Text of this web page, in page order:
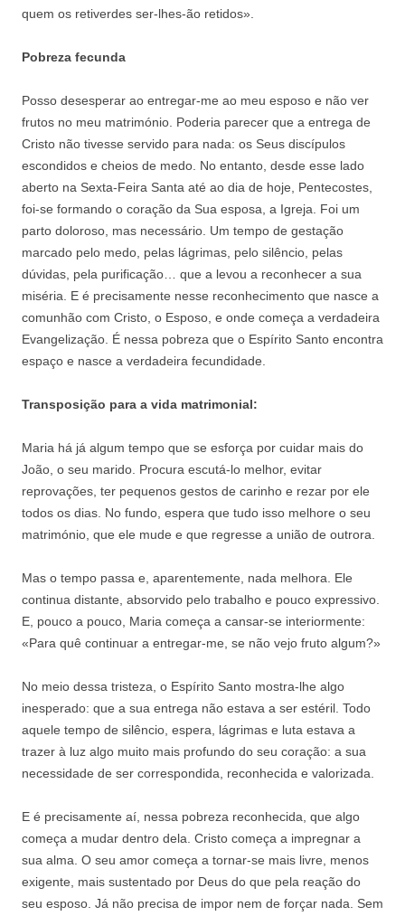
quem os retiverdes ser-lhes-ão retidos».
Pobreza fecunda
Posso desesperar ao entregar-me ao meu esposo e não ver
frutos no meu matrimónio. Poderia parecer que a entrega de
Cristo não tivesse servido para nada: os Seus discípulos
escondidos e cheios de medo. No entanto, desde esse lado
aberto na Sexta-Feira Santa até ao dia de hoje, Pentecostes,
foi-se formando o coração da Sua esposa, a Igreja. Foi um
parto doloroso, mas necessário. Um tempo de gestação
marcado pelo medo, pelas lágrimas, pelo silêncio, pelas
dúvidas, pela purificação… que a levou a reconhecer a sua
miséria. E é precisamente nesse reconhecimento que nasce a
comunhão com Cristo, o Esposo, e onde começa a verdadeira
Evangelização. É nessa pobreza que o Espírito Santo encontra
espaço e nasce a verdadeira fecundidade.
Transposição para a vida matrimonial:
Maria há já algum tempo que se esforça por cuidar mais do
João, o seu marido. Procura escutá-lo melhor, evitar
reprovações, ter pequenos gestos de carinho e rezar por ele
todos os dias. No fundo, espera que tudo isso melhore o seu
matrimónio, que ele mude e que regresse a união de outrora.
Mas o tempo passa e, aparentemente, nada melhora. Ele
continua distante, absorvido pelo trabalho e pouco expressivo.
E, pouco a pouco, Maria começa a cansar-se interiormente:
«Para quê continuar a entregar-me, se não vejo fruto algum?»
No meio dessa tristeza, o Espírito Santo mostra-lhe algo
inesperado: que a sua entrega não estava a ser estéril. Todo
aquele tempo de silêncio, espera, lágrimas e luta estava a
trazer à luz algo muito mais profundo do seu coração: a sua
necessidade de ser correspondida, reconhecida e valorizada.
E é precisamente aí, nessa pobreza reconhecida, que algo
começa a mudar dentro dela. Cristo começa a impregnar a
sua alma. O seu amor começa a tornar-se mais livre, menos
exigente, mais sustentado por Deus do que pela reação do
seu esposo. Já não precisa de impor nem de forçar nada. Sem